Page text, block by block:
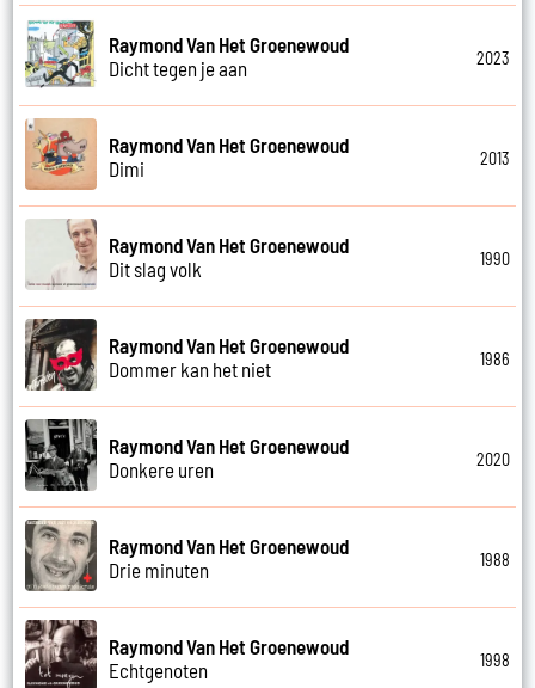
Raymond Van Het Groenewoud
Dicht tegen je aan
2023
Raymond Van Het Groenewoud
Dimi
2013
Raymond Van Het Groenewoud
Dit slag volk
1990
Raymond Van Het Groenewoud
Dommer kan het niet
1986
Raymond Van Het Groenewoud
Donkere uren
2020
Raymond Van Het Groenewoud
Drie minuten
1988
Raymond Van Het Groenewoud
Echtgenoten
1998